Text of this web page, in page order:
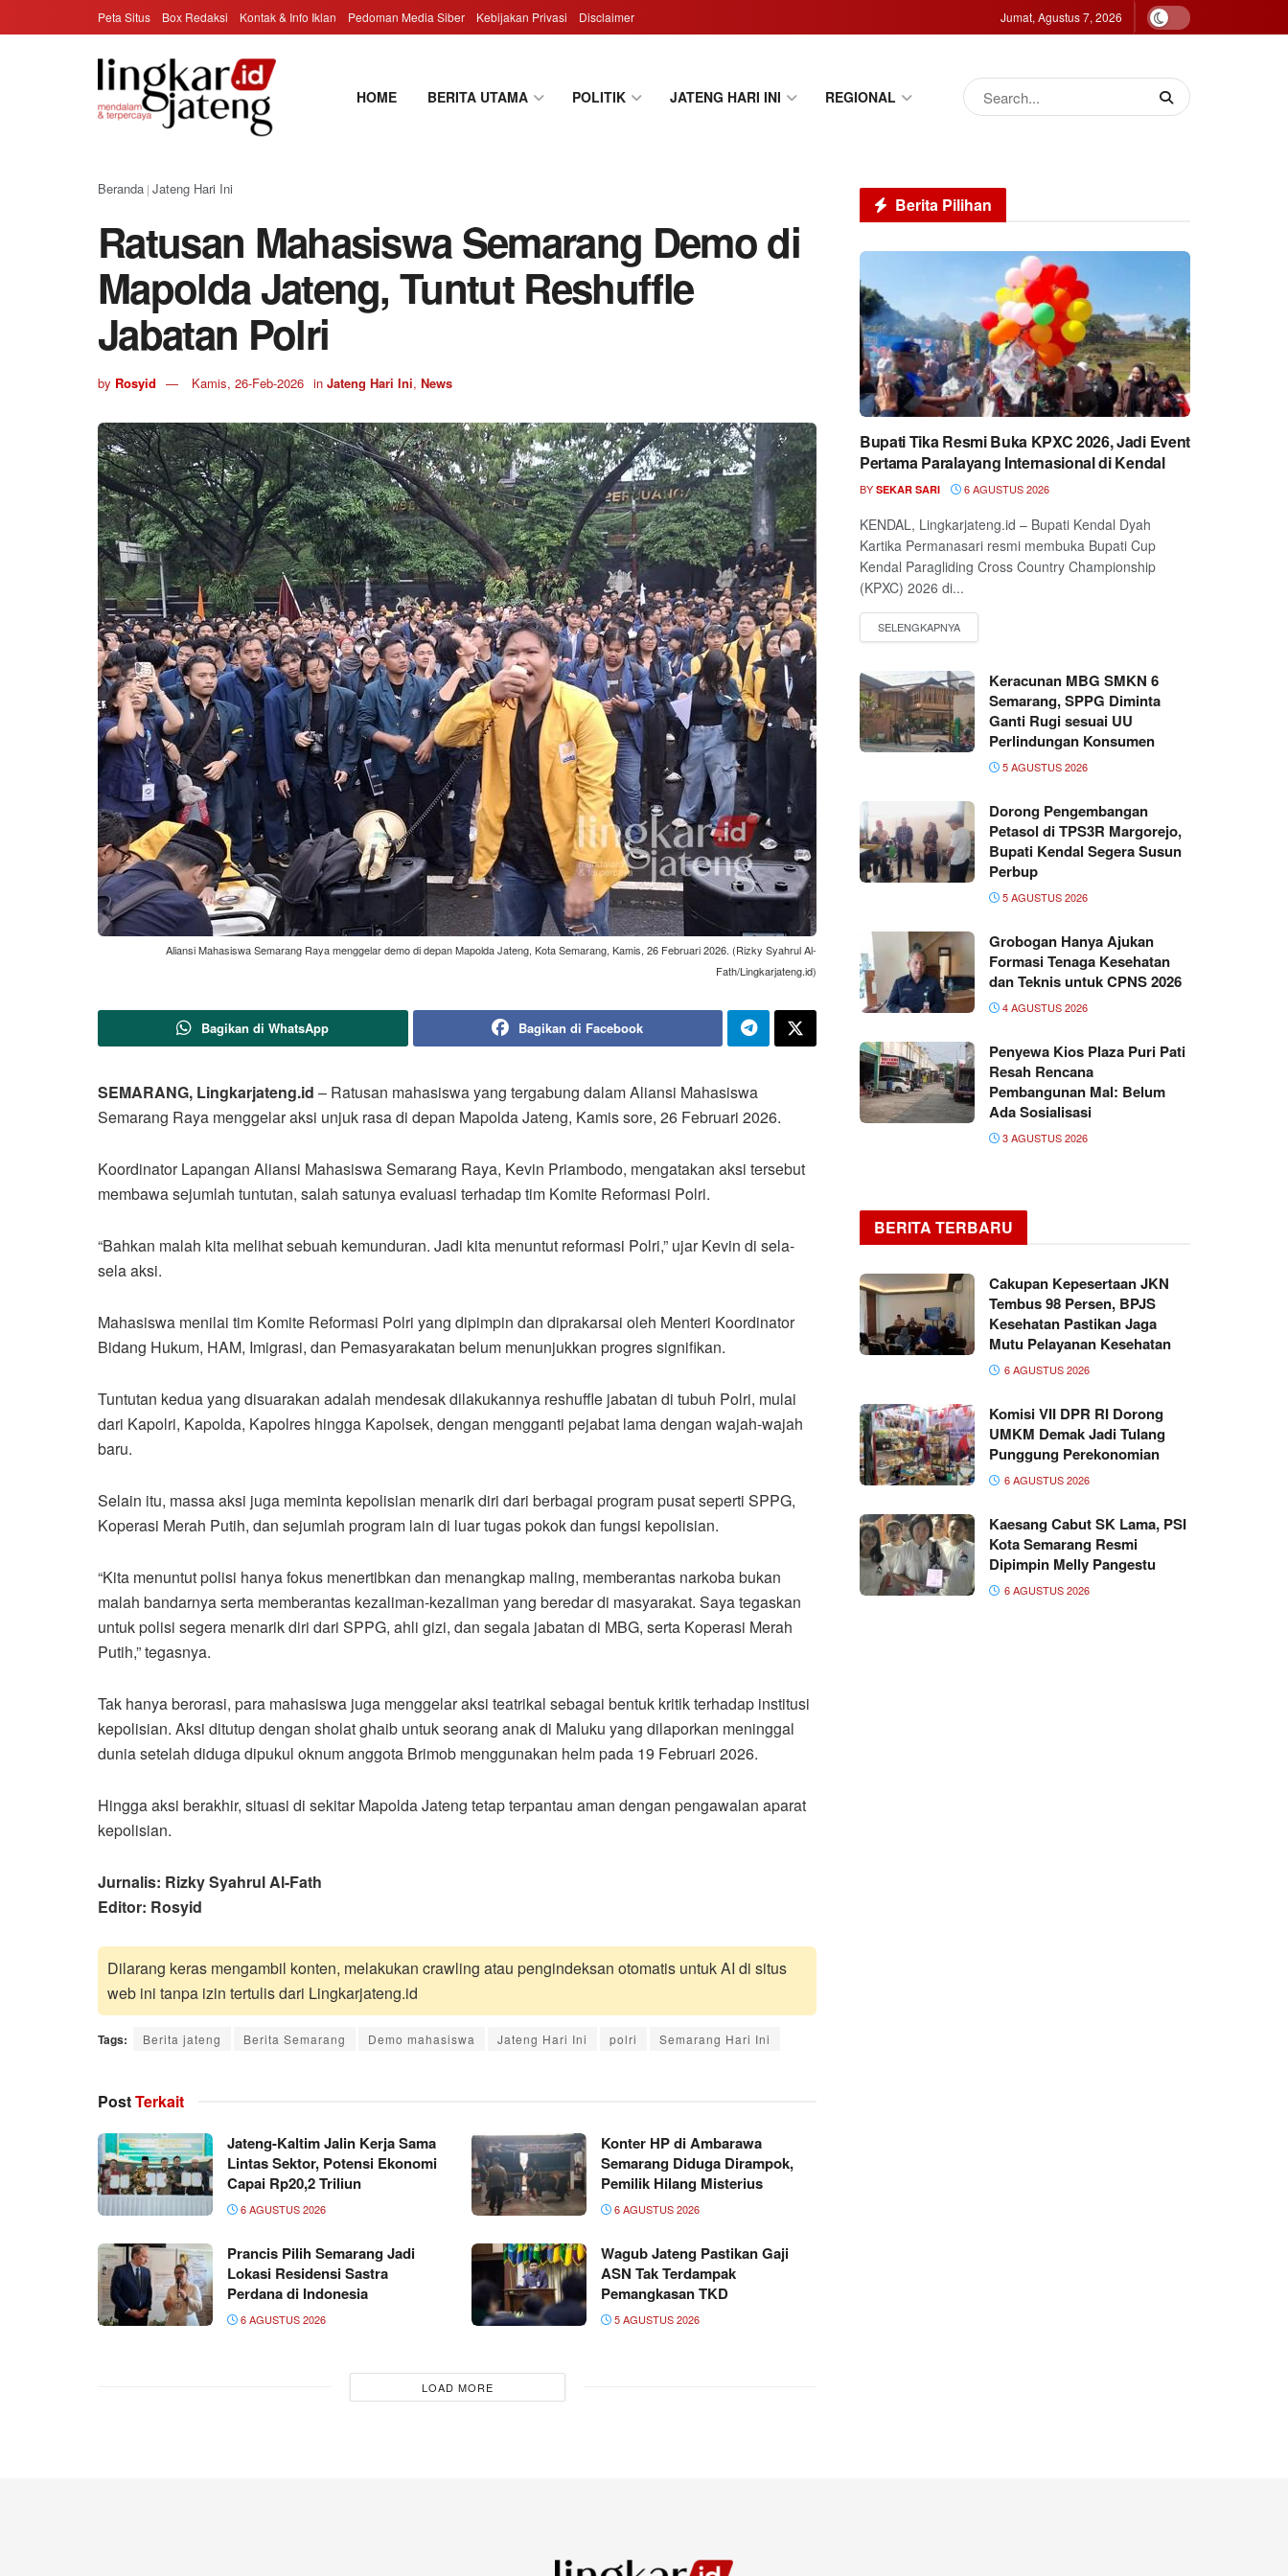
Peta Situs Box Redaksi Kontak & Info Iklan Pedoman Media Siber Kebijakan Privasi Disclaimer Jumat, Agustus 7, 2026
HOME BERITA UTAMA POLITIK JATENG HARI INI REGIONAL
Beranda | Jateng Hari Ini
Ratusan Mahasiswa Semarang Demo di
Mapolda Jateng, Tuntut Reshuffle
Jabatan Polri
by Rosyid Kamis, 26-Feb-2026 in Jateng Hari Ini, News
Aliansi Mahasiswa Semarang Raya menggelar demo di depan Mapolda Jateng, Kota Semarang, Kamis, 26 Februari 2026. (Rizky Syahrul Al-
Fath/Lingkarjateng.id)
Bagikan di WhatsApp Bagikan di Facebook
SEMARANG, Lingkarjateng.id – Ratusan mahasiswa yang tergabung dalam Aliansi Mahasiswa
Semarang Raya menggelar aksi unjuk rasa di depan Mapolda Jateng, Kamis sore, 26 Februari 2026.
Koordinator Lapangan Aliansi Mahasiswa Semarang Raya, Kevin Priambodo, mengatakan aksi tersebut
membawa sejumlah tuntutan, salah satunya evaluasi terhadap tim Komite Reformasi Polri.
“Bahkan malah kita melihat sebuah kemunduran. Jadi kita menuntut reformasi Polri,” ujar Kevin di sela-
sela aksi.
Mahasiswa menilai tim Komite Reformasi Polri yang dipimpin dan diprakarsai oleh Menteri Koordinator
Bidang Hukum, HAM, Imigrasi, dan Pemasyarakatan belum menunjukkan progres signifikan.
Tuntutan kedua yang disuarakan adalah mendesak dilakukannya reshuffle jabatan di tubuh Polri, mulai
dari Kapolri, Kapolda, Kapolres hingga Kapolsek, dengan mengganti pejabat lama dengan wajah-wajah
baru.
Selain itu, massa aksi juga meminta kepolisian menarik diri dari berbagai program pusat seperti SPPG,
Koperasi Merah Putih, dan sejumlah program lain di luar tugas pokok dan fungsi kepolisian.
“Kita menuntut polisi hanya fokus menertibkan dan menangkap maling, memberantas narkoba bukan
malah bandarnya serta memberantas kezaliman-kezaliman yang beredar di masyarakat. Saya tegaskan
untuk polisi segera menarik diri dari SPPG, ahli gizi, dan segala jabatan di MBG, serta Koperasi Merah
Putih,” tegasnya.
Tak hanya berorasi, para mahasiswa juga menggelar aksi teatrikal sebagai bentuk kritik terhadap institusi
kepolisian. Aksi ditutup dengan sholat ghaib untuk seorang anak di Maluku yang dilaporkan meninggal
dunia setelah diduga dipukul oknum anggota Brimob menggunakan helm pada 19 Februari 2026.
Hingga aksi berakhir, situasi di sekitar Mapolda Jateng tetap terpantau aman dengan pengawalan aparat
kepolisian.
Jurnalis: Rizky Syahrul Al-Fath
Editor: Rosyid
Dilarang keras mengambil konten, melakukan crawling atau pengindeksan otomatis untuk AI di situs
web ini tanpa izin tertulis dari Lingkarjateng.id
Tags: Berita jateng Berita Semarang Demo mahasiswa Jateng Hari Ini polri Semarang Hari Ini
PostTerkait
Jateng-Kaltim Jalin Kerja Sama
Lintas Sektor, Potensi Ekonomi
Capai Rp20,2 Triliun
6 AGUSTUS 2026
Konter HP di Ambarawa
Semarang Diduga Dirampok,
Pemilik Hilang Misterius
6 AGUSTUS 2026
Prancis Pilih Semarang Jadi
Lokasi Residensi Sastra
Perdana di Indonesia
6 AGUSTUS 2026
Wagub Jateng Pastikan Gaji
ASN Tak Terdampak
Pemangkasan TKD
5 AGUSTUS 2026
LOAD MORE
Berita Pilihan
Bupati Tika Resmi Buka KPXC 2026, Jadi Event
Pertama Paralayang Internasional di Kendal
BY SEKAR SARI 6 AGUSTUS 2026
KENDAL, Lingkarjateng.id – Bupati Kendal Dyah
Kartika Permanasari resmi membuka Bupati Cup
Kendal Paragliding Cross Country Championship
(KPXC) 2026 di...
Keracunan MBG SMKN 6
Semarang, SPPG Diminta
Ganti Rugi sesuai UU
Perlindungan Konsumen
5 AGUSTUS 2026
Dorong Pengembangan
Petasol di TPS3R Margorejo,
Bupati Kendal Segera Susun
Perbup
5 AGUSTUS 2026
Grobogan Hanya Ajukan
Formasi Tenaga Kesehatan
dan Teknis untuk CPNS 2026
4 AGUSTUS 2026
Penyewa Kios Plaza Puri Pati
Resah Rencana
Pembangunan Mal: Belum
Ada Sosialisasi
3 AGUSTUS 2026
BERITA TERBARU
Cakupan Kepesertaan JKN
Tembus 98 Persen, BPJS
Kesehatan Pastikan Jaga
Mutu Pelayanan Kesehatan
6 AGUSTUS 2026
Komisi VII DPR RI Dorong
UMKM Demak Jadi Tulang
Punggung Perekonomian
6 AGUSTUS 2026
Kaesang Cabut SK Lama, PSI
Kota Semarang Resmi
Dipimpin Melly Pangestu
6 AGUSTUS 2026